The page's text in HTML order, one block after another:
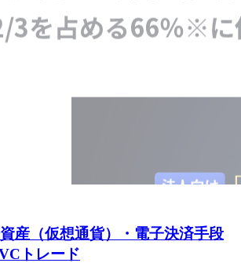
産（仮想通貨）・電子決済手段
トレード